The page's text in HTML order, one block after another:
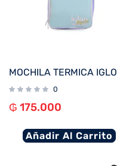
0
₲ 175.000
Añadir Al Carrito